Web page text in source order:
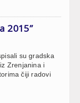
2015”
su gradska
Zrenjanina i
čiji radovi